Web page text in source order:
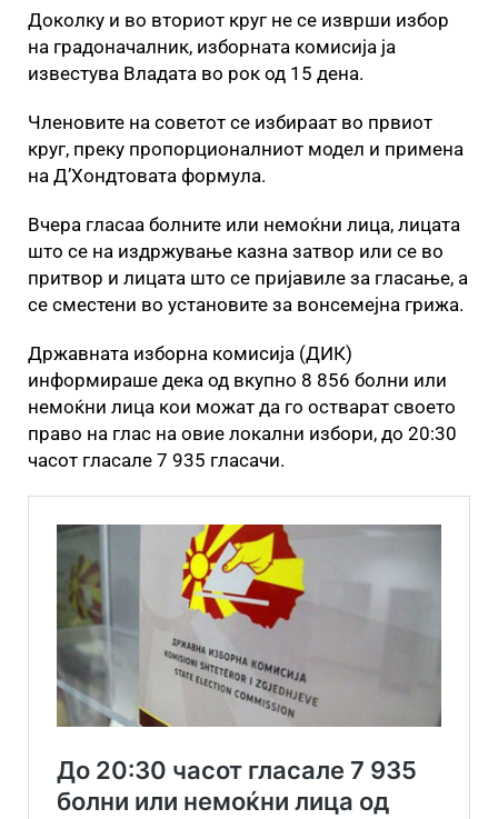
Доколку и во вториот круг не се изврши избор
на градоначалник, изборната комисија ја
известува Владата во рок од 15 дена.
Членовите на советот се избираат во првиот
круг, преку пропорционалниот модел и примена
на Д’Хондтовата формула.
Вчера гласаа болните или немоќни лица, лицата
што се на издржување казна затвор или се во
притвор и лицата што се пријавиле за гласање, а
се сместени во установите за вонсемејна грижа.
Државната изборна комисија (ДИК)
информираше дека од вкупно 8 856 болни или
немоќни лица кои можат да го остварат своето
право на глас на овие локални избори, до 20:30
часот гласале 7 935 гласачи.